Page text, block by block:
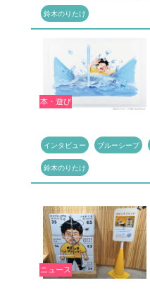
鈴木のりたけ
本・遊び
インタビュー ブルーシープ
鈴木のりたけ
ニュース